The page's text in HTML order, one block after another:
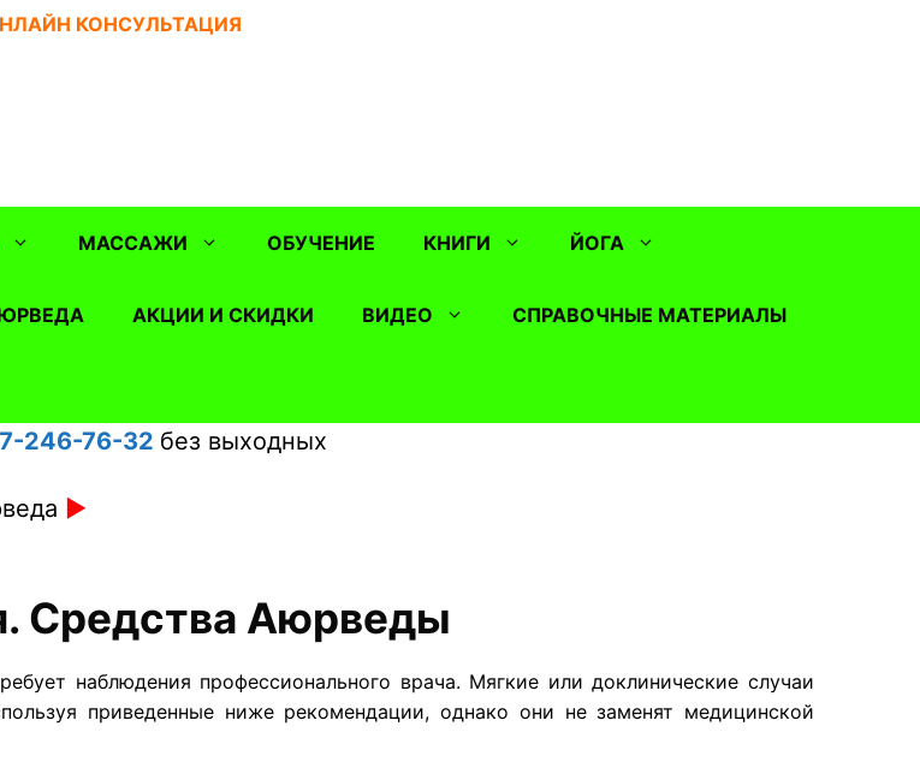
КОНСУЛЬТАЦИЯ
МАССАЖИ ОБУЧЕНИЕ КНИГИ ЙОГА
АКЦИИ И СКИДКИ ВИДЕО СПРАВОЧНЫЕ МАТЕРИАЛЫ
246-76-32 без выходных
►
Средства Аюрведы
наблюдения профессионального врача. Мягкие или доклинические случаи
приведенные ниже рекомендации, однако они не заменят медицинской